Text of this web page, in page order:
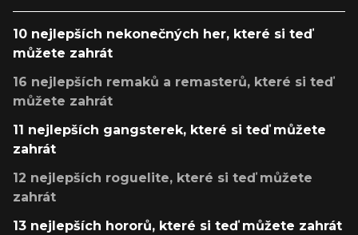
10 nejlepších nekonečných her, které si teď
můžete zahrát
16 nejlepších remaků a remasterů, které si teď
můžete zahrát
11 nejlepších gangsterek, které si teď můžete
zahrát
12 nejlepších roguelite, které si teď můžete
zahrát
13 nejlepších hororů, které si teď můžete zahrát